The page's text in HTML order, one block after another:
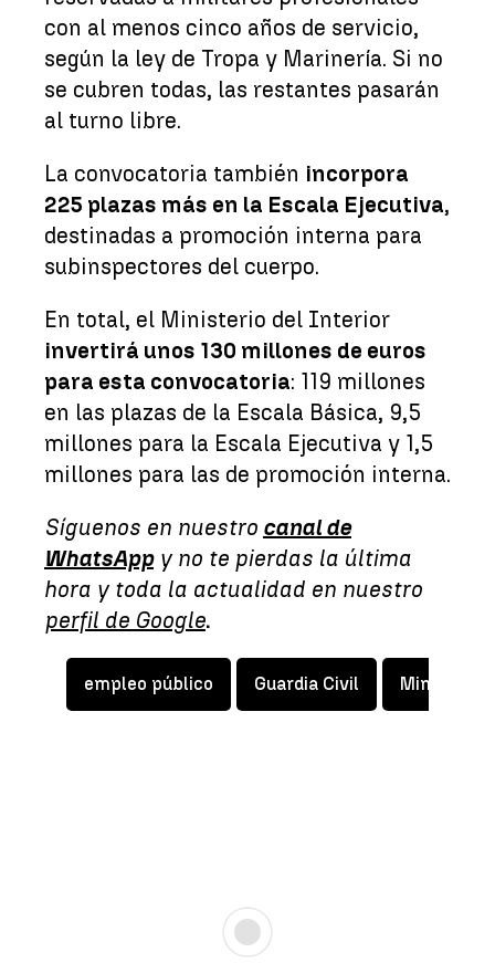
con al menos cinco años de servicio,
según la ley de Tropa y Marinería. Si no
se cubren todas, las restantes pasarán
al turno libre.
La convocatoria también incorpora
225 plazas más en la Escala Ejecutiva,
destinadas a promoción interna para
subinspectores del cuerpo.
En total, el Ministerio del Interior
invertirá unos 130 millones de euros
para esta convocatoria: 119 millones
en las plazas de la Escala Básica, 9,5
millones para la Escala Ejecutiva y 1,5
millones para las de promoción interna.
Síguenos en nuestro canal de
WhatsAppy no te pierdas la última
hora y toda la actualidad en nuestro
perfil de Google.
empleo público Guardia Civil Ministerio